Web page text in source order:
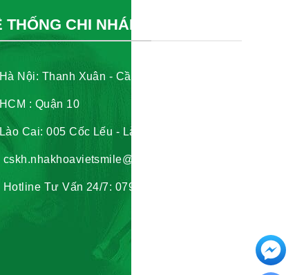
THỐNG CHI NHÁNH
Hà Nội: Thanh Xuân - Cầu Giấy
HCM : Quận 10
Lào Cai: 005 Cốc Lếu - Lào Cai
cskh.nhakhoavietsmile@gmail.com
Hotline Tư Vấn 24/7: 0796 111 888